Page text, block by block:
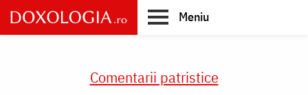
Skip
to
main
Meniu
Comentarii patristice